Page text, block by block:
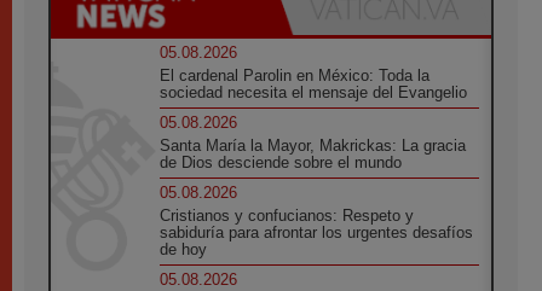
05.08.2026
El cardenal Parolin en México: Toda la
sociedad necesita el mensaje del Evangelio
05.08.2026
Santa María la Mayor, Makrickas: La gracia
de Dios desciende sobre el mundo
05.08.2026
Cristianos y confucianos: Respeto y
sabiduría para afrontar los urgentes desafíos
de hoy
05.08.2026